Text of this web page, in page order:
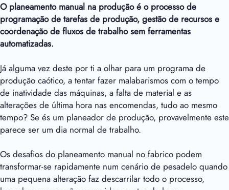
O planeamento manual na produção é o processo de
programação de tarefas de produção, gestão de recursos e
coordenação de fluxos de trabalho sem ferramentas
automatizadas.
Já alguma vez deste por ti a olhar para um programa de
produção caótico, a tentar fazer malabarismos com o tempo
de inatividade das máquinas, a falta de material e as
alterações de última hora nas encomendas, tudo ao mesmo
tempo? Se és um planeador de produção, provavelmente este
parece ser um dia normal de trabalho.
Os desafios do planeamento manual no fabrico podem
transformar-se rapidamente num cenário de pesadelo quando
uma pequena alteração faz descarrilar todo o processo,